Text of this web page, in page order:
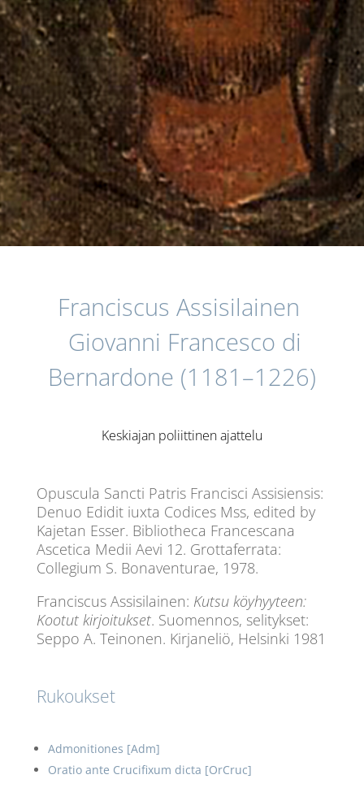
Franciscus Assisilainen
Giovanni Francesco di
Bernardone (1181–1226)
Keskiajan poliittinen ajattelu
Opuscula Sancti Patris Francisci Assisiensis:
Denuo Edidit iuxta Codices Mss, edited by
Kajetan Esser. Bibliotheca Francescana
Ascetica Medii Aevi 12. Grottaferrata:
Collegium S. Bonaventurae, 1978.
Franciscus Assisilainen: Kutsu köyhyyteen:
Kootut kirjoitukset. Suomennos, selitykset:
Seppo A. Teinonen. Kirjaneliö, Helsinki 1981
Rukoukset
Admonitiones [Adm]
Oratio ante Crucifixum dicta [OrCruc]